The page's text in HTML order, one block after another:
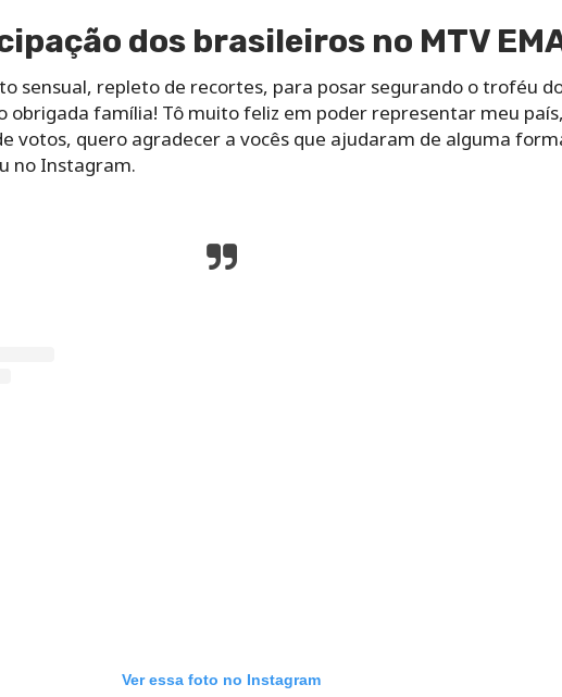
dos brasileiros no MTV
sensual, repleto de recortes, para posar segurando o troféu
obrigada família! Tô muito feliz em poder representar meu
votos, quero agradecer a vocês que ajudaram de alguma
no Instagram.
Ver essa foto no Instagram